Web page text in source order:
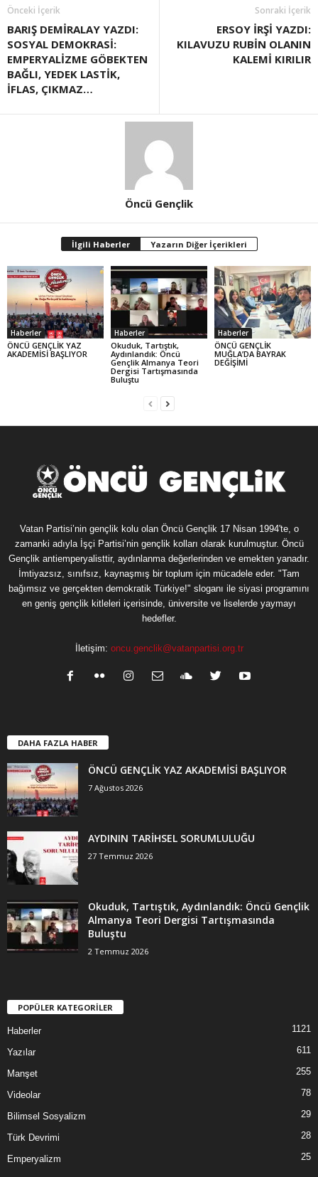
Önceki İçerik
BARIŞ DEMİRALAY YAZDI:
SOSYAL DEMOKRASİ:
EMPERYALİZME GÖBEKTEN
BAĞLI, YEDEK LASTİK,
İFLAS, ÇIKMAZ…
Sonraki İçerik
ERSOY İRŞİ YAZDI:
KILAVUZU RUBİN OLANIN
KALEMİ KIRILIR
Öncü Gençlik
İlgili Haberler Yazarın Diğer İçerikleri
Haberler
ÖNCÜ GENÇLİK YAZ
AKADEMİSİ BAŞLIYOR
Haberler
Okuduk, Tartıştık,
Aydınlandık: Öncü
Gençlik Almanya Teori
Dergisi Tartışmasında
Buluştu
Haberler
ÖNCÜ GENÇLİK
MUĞLA’DA BAYRAK
DEĞİŞİMİ
Vatan Partisi’nin gençlik kolu olan Öncü Gençlik 17 Nisan 1994'te, o
zamanki adıyla İşçi Partisi’nin gençlik kolları olarak kurulmuştur. Öncü
Gençlik antiemperyalisttir, aydınlanma değerlerinden ve emekten yanadır.
İmtiyazsız, sınıfsız, kaynaşmış bir toplum için mücadele eder. "Tam
bağımsız ve gerçekten demokratik Türkiye!" sloganı ile siyasi programını
en geniş gençlik kitleleri içerisinde, üniversite ve liselerde yaymayı
hedefler.
İletişim: oncu.genclik@vatanpartisi.org.tr
DAHA FAZLA HABER
ÖNCÜ GENÇLİK YAZ AKADEMİSİ BAŞLIYOR
7 Ağustos 2026
AYDININ TARİHSEL SORUMLULUĞU
27 Temmuz 2026
Okuduk, Tartıştık, Aydınlandık: Öncü Gençlik
Almanya Teori Dergisi Tartışmasında
Buluştu
2 Temmuz 2026
POPÜLER KATEGORİLER
Haberler 1121
Yazılar 611
Manşet 255
Videolar 78
Bilimsel Sosyalizm 29
Türk Devrimi 28
Emperyalizm 25